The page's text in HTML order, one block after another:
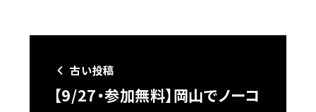
古い投稿
【9/27・参加無料】岡山でノーコ